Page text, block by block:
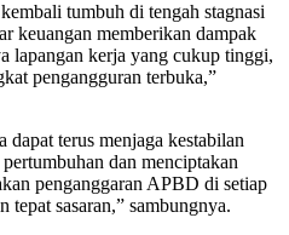
tumbuh di tengah stagnasi
keuangan memberikan dampak
lapangan kerja yang cukup tinggi,
pengangguran terbuka,”
dapat terus menjaga kestabilan
dan menciptakan
penganggaran APBD di setiap
tepat sasaran,” sambungnya.